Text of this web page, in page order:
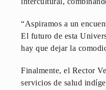
“Aspiramos a un
El futuro de esta
hay que dejar la
Finalmente, el Rector
servicios de salud